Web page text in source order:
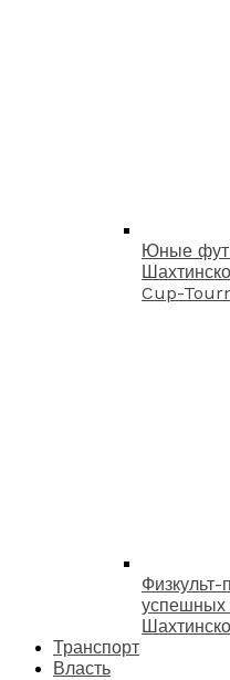
Юные
Cup-
Физкульт-
успешных
Транспорт
Власть